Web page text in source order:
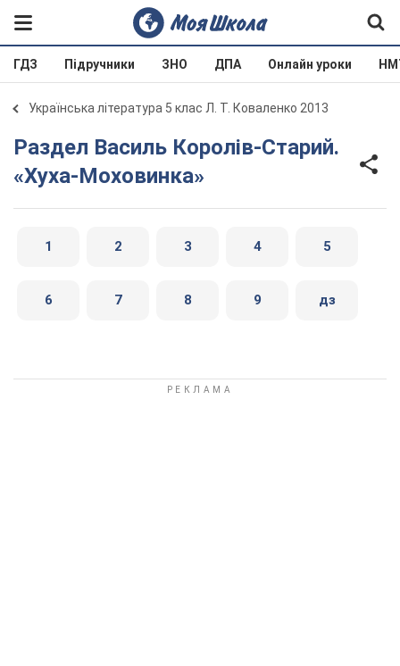
ГДЗ Підручники ЗНО ДПА Онлайн уроки
Українська література 5 клас Л. Т. Коваленко 2013
Раздел Василь Королів-Старий.
«Хуха-Моховинка»
1 2 3 4 5
6 7 8 9 дз